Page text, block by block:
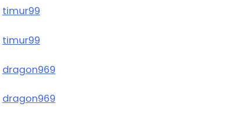
timur99
timur99
dragon969
dragon969